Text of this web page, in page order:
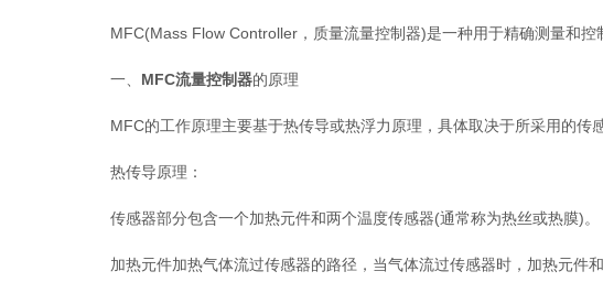
MFC(Mass Flow Controller，质量流量控制器)是一种用于精确测量和控
一、 MFC流量控制器的原理
MFC的工作原理主要基于热传导或热浮力原理，具体取决于所采用的传感
热传导原理：
传感器部分包含一个加热元件和两个温度传感器(通常称为热丝或热膜)。
加热元件加热气体流过传感器的路径，当气体流过传感器时，加热元件和